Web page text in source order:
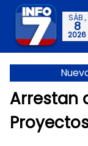
SÁB.,
8
2026
Arrestan